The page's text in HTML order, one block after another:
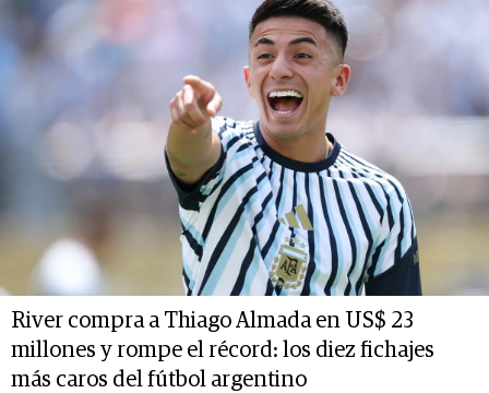
River compra a Thiago Almada en US$ 23
millones y rompe el récord: los diez fichajes
más caros del fútbol argentino